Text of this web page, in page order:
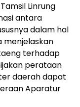
Linrung
antara
dalam hal
menjelaskan
terhadap
perataan
daerah dapat
Aparatur